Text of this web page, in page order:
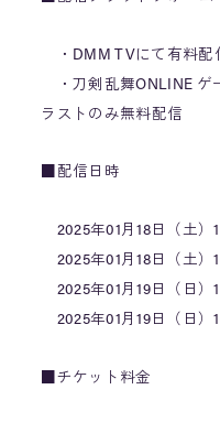
・DMM TVにて有料配
・刀剣乱舞ONLINE ゲ
ラストのみ無料配信
■配信日時
2025年01月18日（土）
2025年01月18日（土）
2025年01月19日（日）
2025年01月19日（日）
■チケット料金